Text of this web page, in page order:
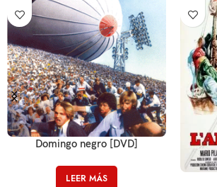
Domingo negro [DVD]
LEER MÁS